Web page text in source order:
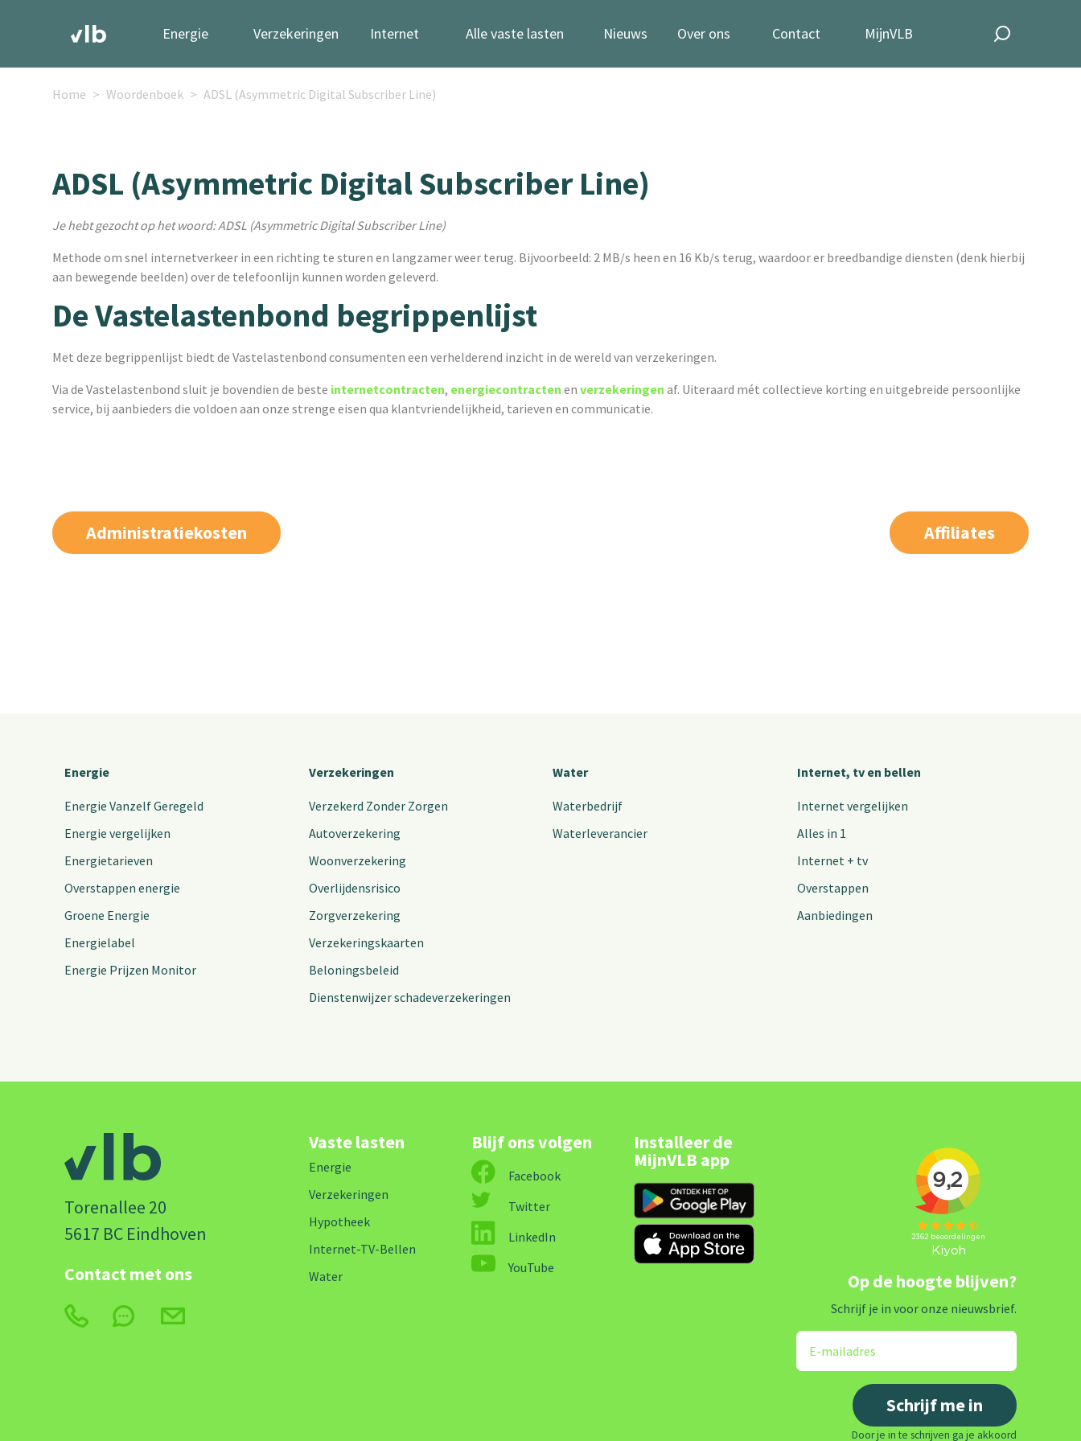
Energie Verzekeringen Internet Alle vaste lasten Nieuws Over ons Contact MijnVLB
Home Woordenboek ADSL (Asymmetric Digital Subscriber Line)
ADSL (Asymmetric Digital Subscriber Line)
Je hebt gezocht op het woord: ADSL (Asymmetric Digital Subscriber Line)
Methode om snel internetverkeer in een richting te sturen en langzamer weer terug. Bijvoorbeeld: 2 MB/s heen en 16 Kb/s terug, waardoor er breedbandige diensten (denk hierbij
aan bewegende beelden) over de telefoonlijn kunnen worden geleverd.
De Vastelastenbond begrippenlijst
Met deze begrippenlijst biedt de Vastelastenbond consumenten een verhelderend inzicht in de wereld van verzekeringen.
Via de Vastelastenbond sluit je bovendien de beste internetcontracten, energiecontracten en verzekeringen af. Uiteraard mét collectieve korting en uitgebreide persoonlijke
service, bij aanbieders die voldoen aan onze strenge eisen qua klantvriendelijkheid, tarieven en communicatie.
Administratiekosten Affiliates
Energie
Energie Vanzelf Geregeld
Energie vergelijken
Energietarieven
Overstappen energie
Groene Energie
Energielabel
Energie Prijzen Monitor
Verzekeringen
Verzekerd Zonder Zorgen
Autoverzekering
Woonverzekering
Overlijdensrisico
Zorgverzekering
Verzekeringskaarten
Beloningsbeleid
Dienstenwijzer schadeverzekeringen
Water
Waterbedrijf
Waterleverancier
Internet, tv en bellen
Internet vergelijken
Alles in 1
Internet + tv
Overstappen
Aanbiedingen
Torenallee 20
5617 BC Eindhoven
Contact met ons
Vaste lasten
Energie
Verzekeringen
Hypotheek
Internet-TV-Bellen
Water
Blijf ons volgen
Facebook
Twitter
LinkedIn
YouTube
Installeer de
MijnVLB app
Op de hoogte blijven?
Schrijf je in voor onze nieuwsbrief.
Door je in te schrijven ga je akkoord